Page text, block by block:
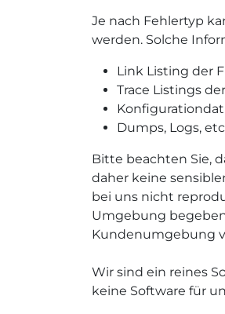
Je nach Fehlertyp
werden. Solche
Link Listing der
Trace Listings
Dumps, Logs,
Bitte beachten Sie,
daher keine
bei uns nicht
Umgebung
Kundenumgebung
Wir sind ein reines
keine Software für